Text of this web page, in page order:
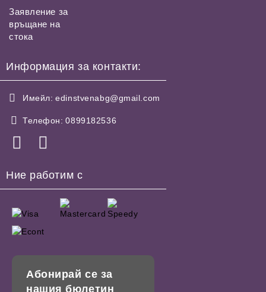
Заявление за
връщане на
стока
Информация за контакти:
Имейл: edinstvenabg@gmail.com
Телефон: 0899182536
Ние работим с
Абонирай се за
нашия бюлетин